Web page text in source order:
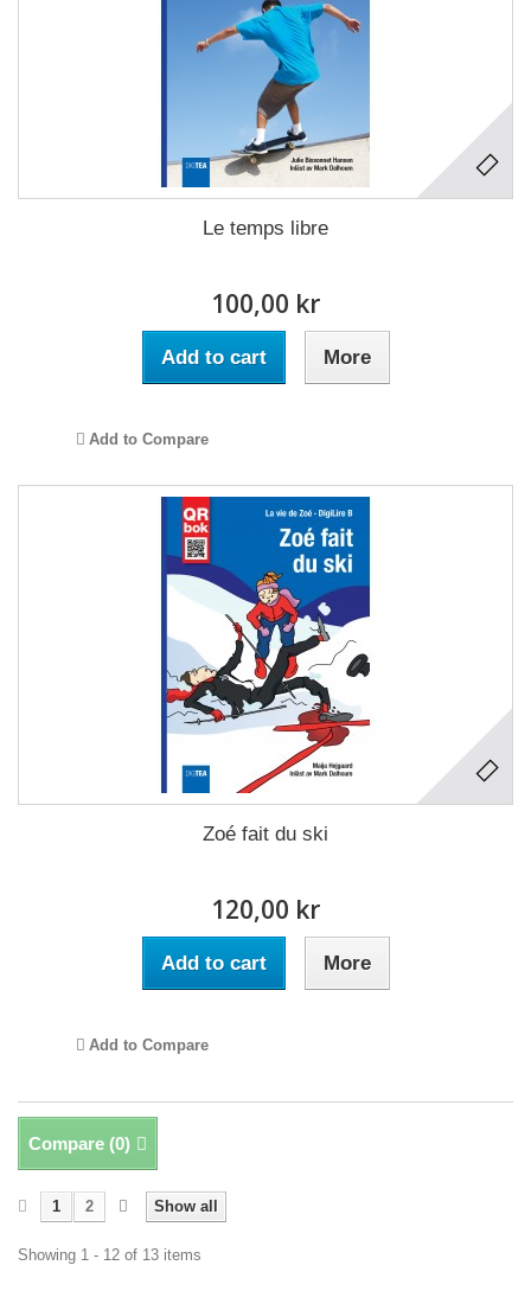
Le temps libre
100,00 kr
Add to cart More
Add to Compare
Zoé fait du ski
120,00 kr
Add to cart More
Add to Compare
Compare (0)
Show all
1 2
Showing 1 - 12 of 13 items